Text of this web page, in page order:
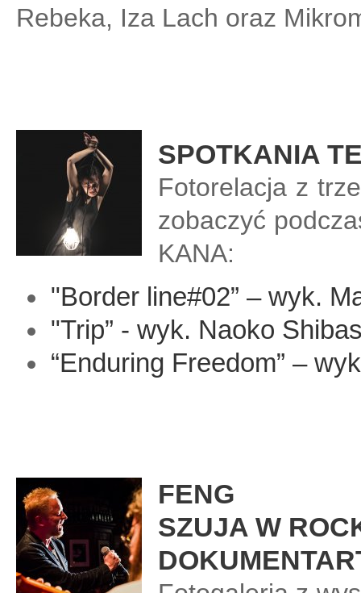
Rebeka, Iza Lach oraz
SPOTKANIA
Fotorelacja z
zobaczyć
KANA:
"Border line#02” – wyk.
"Trip” - wyk. Naoko
“Enduring Freedom” –
FENG
SZUJA W